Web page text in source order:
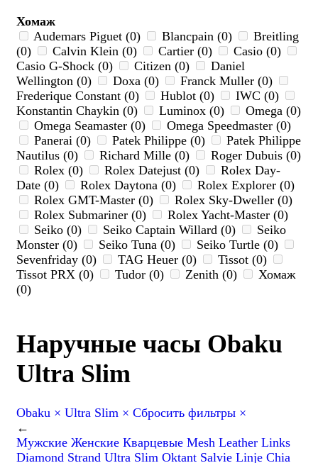
Хомаж
Audemars Piguet (0)
Blancpain (0)
Breitling
(0)
Calvin Klein (0) Cartier (0)
Casio (0)
Casio G-Shock (0)
Citizen (0)
Daniel
Wellington (0)
Doxa (0)
Franck Muller (0)
Frederique Constant (0)
Hublot (0)
IWC (0)
Konstantin Chaykin (0)
Luminox (0)
Omega (0)
Omega Seamaster (0)
Omega Speedmaster (0)
Panerai (0)
Patek Philippe (0)
Patek Philippe
Nautilus (0)
Richard Mille (0)
Roger Dubuis (0)
Rolex (0)
Rolex Datejust (0)
Rolex Day-
Date (0)
Rolex Daytona (0)
Rolex Explorer (0)
Rolex GMT-Master (0)
Rolex Sky-Dweller (0)
Rolex Submariner (0)
Rolex Yacht-Master (0)
Seiko (0)
Seiko Captain Willard (0)
Seiko
Monster (0)
Seiko Tuna (0)
Seiko Turtle (0)
Sevenfriday (0)
TAG Heuer (0)
Tissot (0)
Tissot PRX (0)
Tudor (0) Zenith (0)
Хомаж
(0)
Наручные часы Obaku
Ultra Slim
Obaku × Ultra Slim × Сбросить фильтры ×
←
Мужские Женские Кварцевые Mesh Leather Links
Diamond Strand Ultra Slim Oktant Salvie Linje Chia